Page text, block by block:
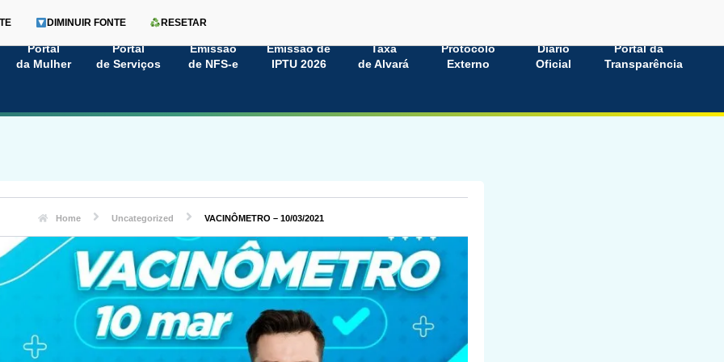
Portal
da Mulher
Portal
de Serviços
Emissão
de NFS-e
Emissão de
IPTU 2026
Taxa
de Alvará
Protocolo
Externo
Diário
Oficial
Portal da
Transparência
DIMINUIR FONTE RESETAR
Home Uncategorized VACINÔMETRO – 10/03/2021